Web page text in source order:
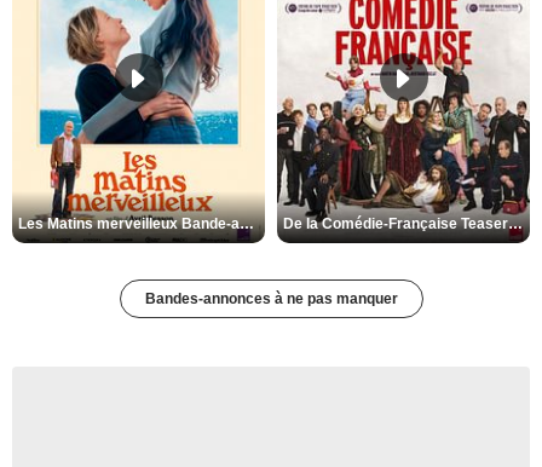
Les Matins merveilleux Bande-annonce VF De la Comédie-Française Teaser VF
Bandes-annonces à ne pas manquer